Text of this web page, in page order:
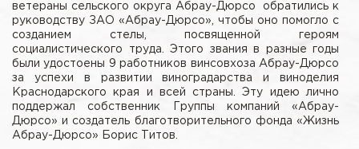
ветераны сельского округа Абрау-Дюрсо обратились к
руководству ЗАО «Абрау-Дюрсо», чтобы оно помогло с
созданием стелы, посвященной героям
социалистического труда. Этого звания в разные годы
были удостоены 9 работников винсовхоза Абрау-Дюрсо
за успехи в развитии виноградарства и виноделия
Краснодарского края и всей страны. Эту идею лично
поддержал собственник Группы компаний «Абрау-
Дюрсо» и создатель благотворительного фонда «Жизнь
Абрау-Дюрсо» Борис Титов.